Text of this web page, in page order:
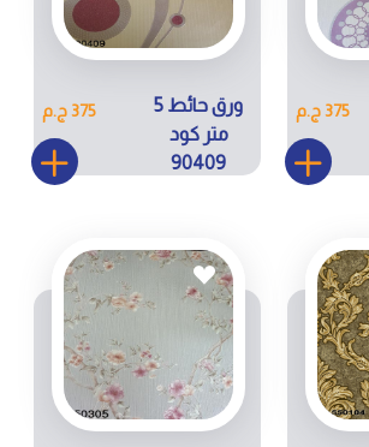
375 ج.م
ورق حائط 5
متر كود
90409
375 ج.م